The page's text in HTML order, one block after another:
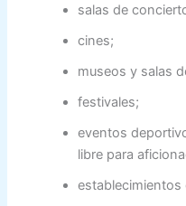
salas de
cines;
museos y salas
festivales;
eventos
libre para